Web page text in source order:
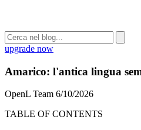
upgrade now
Amarico: l'antica lingua
OpenL Team 6/10/2026
TABLE OF CONTENTS